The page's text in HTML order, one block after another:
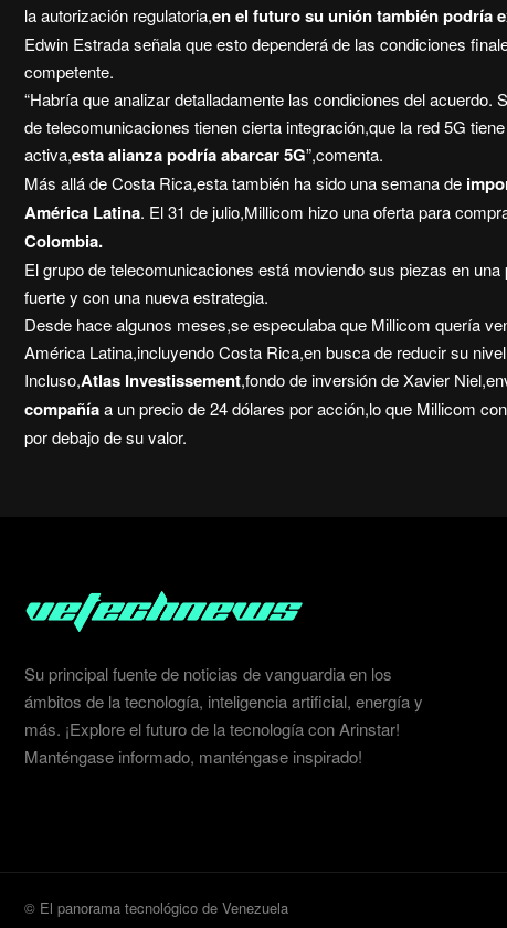
la autorización regulatoria,en el futuro su unión también podría
Edwin Estrada señala que esto dependerá de las condiciones
competente.
“Habría que analizar detalladamente las condiciones del acuerdo.
de telecomunicaciones tienen cierta integración,que la red 5G
activa,esta alianza podría abarcar 5G”,comenta.
Más allá de Costa Rica,esta también ha sido una semana de
América Latina. El 31 de julio,Millicom hizo una oferta para
Colombia.
El grupo de telecomunicaciones está moviendo sus piezas en
fuerte y con una nueva estrategia.
Desde hace algunos meses,se especulaba que Millicom quería
América Latina,incluyendo Costa Rica,en busca de reducir su
Incluso,Atlas Investissement,fondo de inversión de Xavier
compañíaa un precio de 24 dólares por acción,lo que Millicom
por debajo de su valor.
Su principal fuente de noticias de vanguardia en los
ámbitos de la tecnología, inteligencia artificial, energía y
más. ¡Explore el futuro de la tecnología con Arinstar!
Manténgase informado, manténgase inspirado!
© El panorama tecnológico de Venezuela